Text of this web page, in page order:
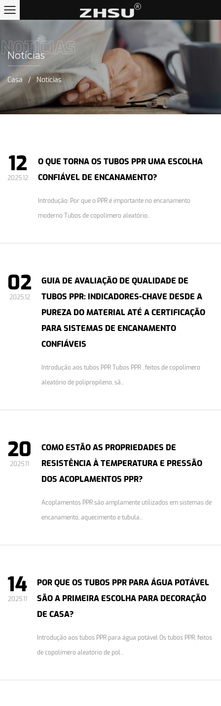
NOTÍCIAS
Notícias
Casa / Notícias
12
2025.12
O QUE TORNA OS TUBOS PPR UMA ESCOLHA
CONFIÁVEL DE ENCANAMENTO?
Introdução: Por que o PPR é importante no encanamento
moderno Tubos de copolímero aleatório...
02
2025.12
GUIA DE AVALIAÇÃO DE QUALIDADE DE
TUBOS PPR: INDICADORES-CHAVE DESDE A
PUREZA DO MATERIAL ATÉ A CERTIFICAÇÃO
PARA SISTEMAS DE ENCANAMENTO
CONFIÁVEIS
Introdução aos tubos PPR Tubos PPR , feitos de copolímero
aleatório de polipropileno, sã...
20
2025.11
COMO ESTÃO AS PROPRIEDADES DE
RESISTÊNCIA À TEMPERATURA E PRESSÃO
DOS ACOPLAMENTOS PPR?
Acoplamentos PPR são amplamente utilizados em sistemas de
encanamento, aquecimento e tubula...
14
2025.11
POR QUE OS TUBOS PPR PARA ÁGUA POTÁVEL
SÃO A PRIMEIRA ESCOLHA PARA DECORAÇÃO
DE CASA?
Introdução aos tubos PPR para água potável Os tubos PPR, feitos
de copolímero aleatório de pol...